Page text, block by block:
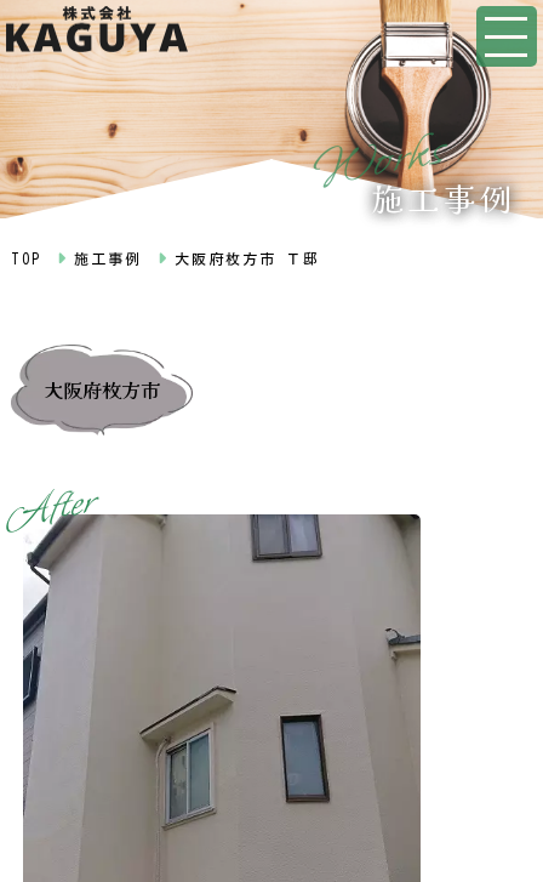
Works
施工事例
TOP 施工事例 大阪府枚方市 Ｔ邸
大阪府枚方市
After